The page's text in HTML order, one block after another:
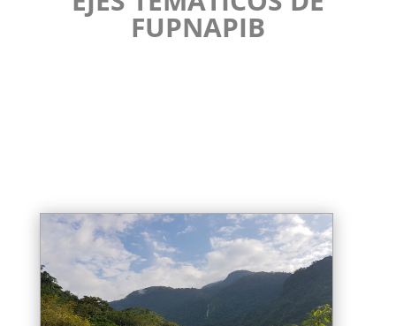
FUPNAPIB